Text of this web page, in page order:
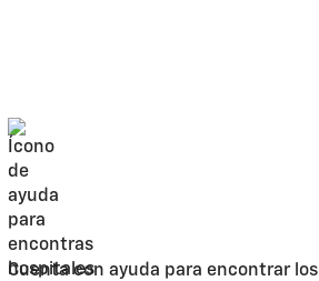
Cuenta con ayuda para encontrar los